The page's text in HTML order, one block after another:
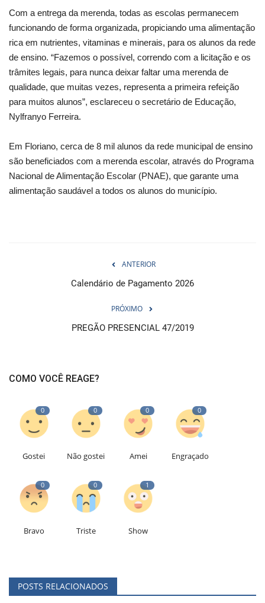
Com a entrega da merenda, todas as escolas permanecem
funcionando de forma organizada, propiciando uma alimentação
rica em nutrientes, vitaminas e minerais, para os alunos da rede
de ensino. “Fazemos o possível, correndo com a licitação e os
trâmites legais, para nunca deixar faltar uma merenda de
qualidade, que muitas vezes, representa a primeira refeição
para muitos alunos”, esclareceu o secretário de Educação,
Nylfranyo Ferreira.
Em Floriano, cerca de 8 mil alunos da rede municipal de ensino
são beneficiados com a merenda escolar, através do Programa
Nacional de Alimentação Escolar (PNAE), que garante uma
alimentação saudável a todos os alunos do município.
ANTERIOR
Calendário de Pagamento 2026
PRÓXIMO
PREGÃO PRESENCIAL 47/2019
COMO VOCÊ REAGE?
0
Gostei
0
Não gostei
0
Amei
0
Engraçado
0
Bravo
0
Triste
1
Show
POSTS RELACIONADOS